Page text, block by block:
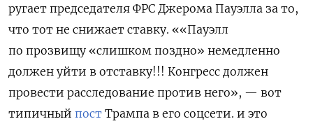
ругает председателя ФРС Джерома Пауэлла за то,
что тот не снижает ставку. ««Пауэлл
по прозвищу «слишком поздно» немедленно
должен уйти в отставку!!! Конгресс должен
провести расследование против него», — вот
типичный пост Трампа в его соцсети. и это